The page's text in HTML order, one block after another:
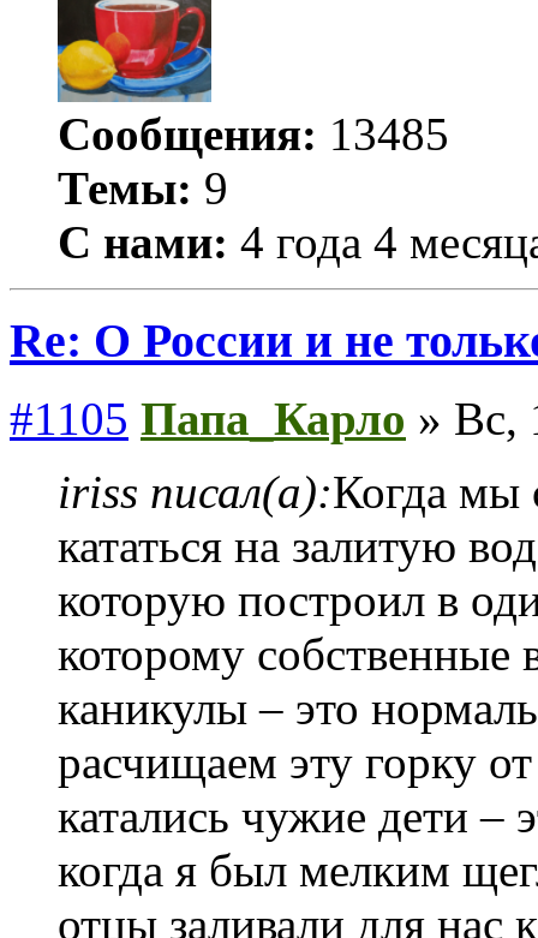
Сообщения: 13485
Темы: 9
С нами: 4 года 4
Re: О России и не
#1105 Папа_Карло » Вс,
iriss писал(а):Когда мы
кататься на залитую
которую построил в
которому собственные
каникулы – это
расчищаем эту горку
катались чужие дети –
когда я был мелким
отцы заливали для нас